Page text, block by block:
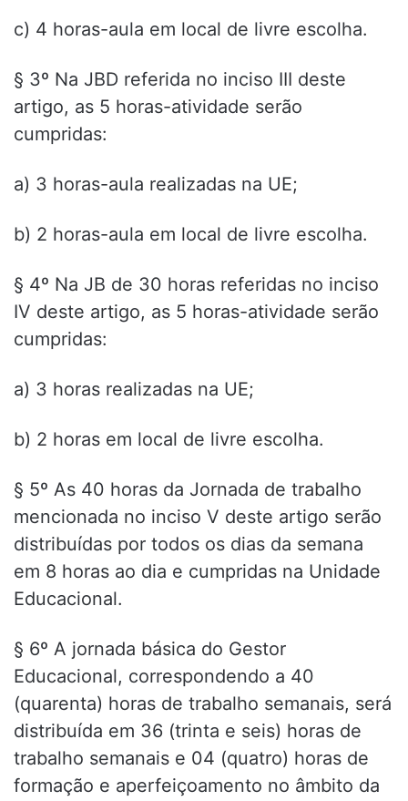
c) 4 horas-aula em local de livre escolha.
§ 3º Na JBD referida no inciso III deste
artigo, as 5 horas-atividade serão
cumpridas:
a) 3 horas-aula realizadas na UE;
b) 2 horas-aula em local de livre escolha.
§ 4º Na JB de 30 horas referidas no inciso
IV deste artigo, as 5 horas-atividade serão
cumpridas:
a) 3 horas realizadas na UE;
b) 2 horas em local de livre escolha.
§ 5º As 40 horas da Jornada de trabalho
mencionada no inciso V deste artigo serão
distribuídas por todos os dias da semana
em 8 horas ao dia e cumpridas na Unidade
Educacional.
§ 6º A jornada básica do Gestor
Educacional, correspondendo a 40
(quarenta) horas de trabalho semanais, será
distribuída em 36 (trinta e seis) horas de
trabalho semanais e 04 (quatro) horas de
formação e aperfeiçoamento no âmbito da